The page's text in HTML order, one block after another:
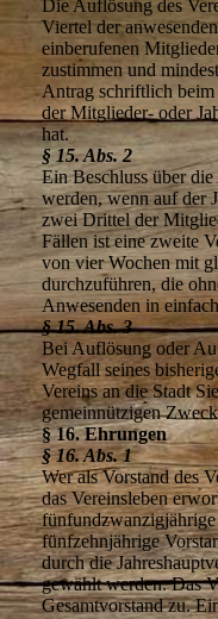
Die Auflösung des
Viertel der
einberufenen
zustimmen und
Antrag schriftlich
der Mitglieder- oder
hat.
§ 15. Abs. 2
Ein Beschluss über
werden, wenn auf der
zwei Drittel der
Fällen ist eine zweite
von vier Wochen mit
durchzuführen, die
Anwesenden in
§ 15. Abs. 3
Bei Auflösung oder
Wegfall seines
Vereins an die Stadt
gemeinnützigen
§ 16. Ehrungen
§ 16. Abs. 1
Wer als Vorstand des
das Vereinsleben
fünfzehnjährige
durch die
gewählt werden. Das
Gesamtvorstand zu.